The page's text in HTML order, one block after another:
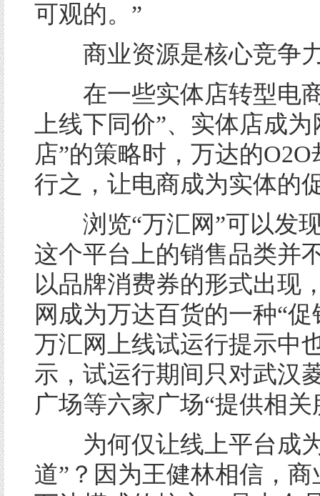
可观的。”
商业资源是核心竞争
在一些实体店转型电
上线下同价”、实体店成
店”的策略时，万达的
行之，让电商成为实体的
浏览“万汇网”可以发
这个平台上的销售品类并
以品牌消费券的形式出现
网成为万达百货的一种“促
万汇网上线试运行提示中
示，试运行期间只对武汉
广场等六家广场“提供相关
为何仅让线上平台成
道”？因为王健林相信，